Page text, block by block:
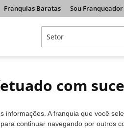
Franquias Baratas Sou Franqueador
com
informações. A franquia que você
continuar navegando por outros